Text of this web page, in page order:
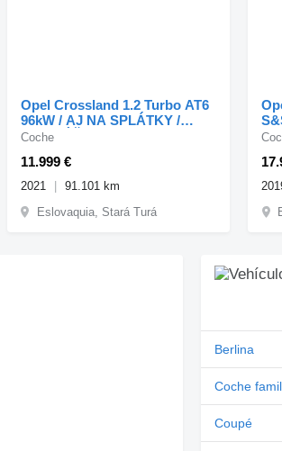
Opel Crossland 1.2 Turbo AT6
96kW / AJ NA SPLÁTKY /
PROTIÚČET /
11.999 €
Coche
2021
91.101 km
Eslovaquia, Stará Turá
Berlina
Coche
Coupé